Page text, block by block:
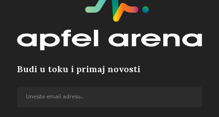
Budi u toku i primaj novosti